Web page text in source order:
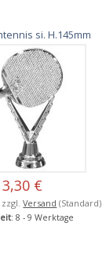
si. H.145mm
3,30 €
zzgl.Versand (Standard)
: 8 - 9 Werktage